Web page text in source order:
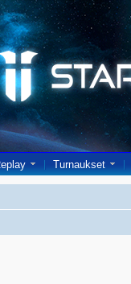
Turnaukset